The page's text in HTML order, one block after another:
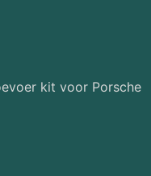
kit voor Porsche